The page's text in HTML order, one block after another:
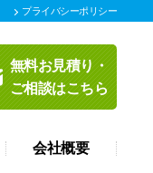
プライバシーポリシー
無料お見積り・
ご相談はこちら
会社概要